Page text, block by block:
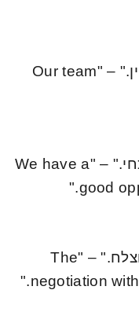
"הצוות שלנו עובד יחד באופן מצוין." – "Our team
"יש לנו הזדמנות טובה בשוק הנוכחי." – "We have a
good
"המשא ומתן עם הספקים היה מוצלח." – "The
negotiation